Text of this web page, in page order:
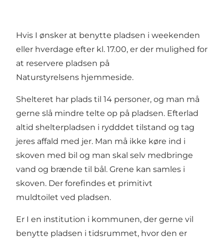
Hvis I ønsker at benytte pladsen i weekenden
eller hverdage efter kl. 17.00, er der mulighed for
at reservere pladsen på
Naturstyrelsens hjemmeside.
Shelteret har plads til 14 personer, og man må
gerne slå mindre telte op på pladsen. Efterlad
altid shelterpladsen i rydddet tilstand og tag
jeres affald med jer. Man må ikke køre ind i
skoven med bil og man skal selv medbringe
vand og brænde til bål. Grene kan samles i
skoven. Der forefindes et primitivt
muldtoilet ved pladsen.
Er I en institution i kommunen, der gerne vil
benytte pladsen i tidsrummet, hvor den er